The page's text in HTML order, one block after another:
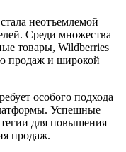
неотъемлемой
Среди множества
товары, Wildberries
продаж и широкой
особого подхода
Успешные
для повышения
продаж.